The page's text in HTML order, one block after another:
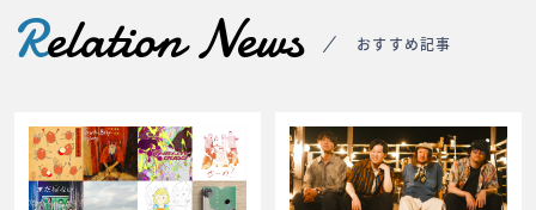
Relation News おすすめ記事